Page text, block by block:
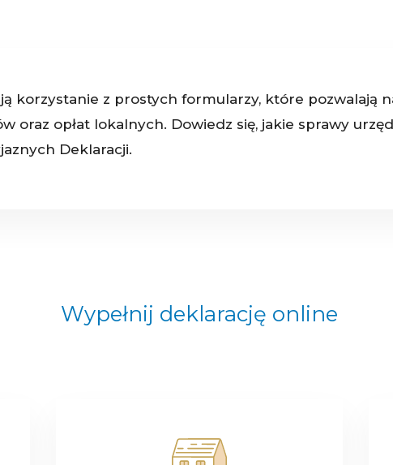
korzystanie z prostych formularzy, które pozwalają
oraz opłat lokalnych. Dowiedz się, jakie sprawy
Deklaracji.
Wypełnij deklarację online